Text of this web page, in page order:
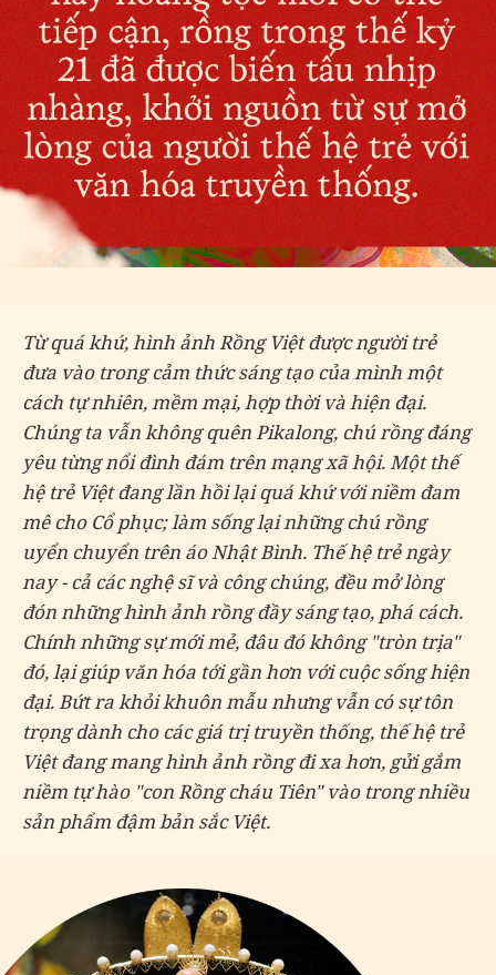
Từ quá khứ, hình ảnh Rồng Việt được người trẻ
đưa vào trong cảm thức sáng tạo của mình một
cách tự nhiên, mềm mại, hợp thời và hiện đại.
Chúng ta vẫn không quên Pikalong, chú rồng đáng
yêu từng nổi đình đám trên mạng xã hội. Một thế
hệ trẻ Việt đang lần hồi lại quá khứ với niềm đam
mê cho Cổ phục; làm sống lại những chú rồng
uyển chuyển trên áo Nhật Bình. Thế hệ trẻ ngày
nay - cả các nghệ sĩ và công chúng, đều mở lòng
đón những hình ảnh rồng đầy sáng tạo, phá cách.
Chính những sự mới mẻ, đâu đó không "tròn trịa"
đó, lại giúp văn hóa tới gần hơn với cuộc sống hiện
đại. Bứt ra khỏi khuôn mẫu nhưng vẫn có sự tôn
trọng dành cho các giá trị truyền thống, thế hệ trẻ
Việt đang mang hình ảnh rồng đi xa hơn, gửi gắm
niềm tự hào "con Rồng cháu Tiên" vào trong nhiều
sản phẩm đậm bản sắc Việt.